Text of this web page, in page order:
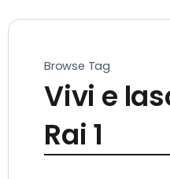
Browse Tag
Vivi e
Rai 1